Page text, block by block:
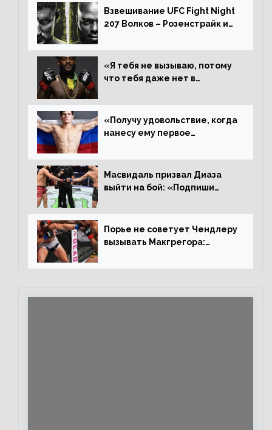
выиграл»
Взвешивание UFC Fight Night
207 Волков – Розенстрайк и
«Я тебя не вызываю, потому
что тебя даже нет в
пауза», сообщает Стерлинг
ответил Сехудо
«Получу удовольствие, когда
нанесу ему первое
Иге – про бой с Евлоевым
Масвидаль призвал Диаза
выйти на бой: «Подпиши
повторим»
Порье не советует Чендлеру
вызывать Макгрегора:
каждом бою, а Конор умеет